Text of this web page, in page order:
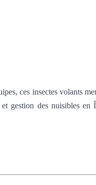
ces insectes volants
gestion des nuisibles en